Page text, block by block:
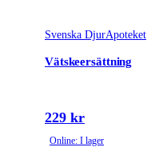
Svenska DjurApoteket
Vätskeersättning
229 kr
Online: I lager